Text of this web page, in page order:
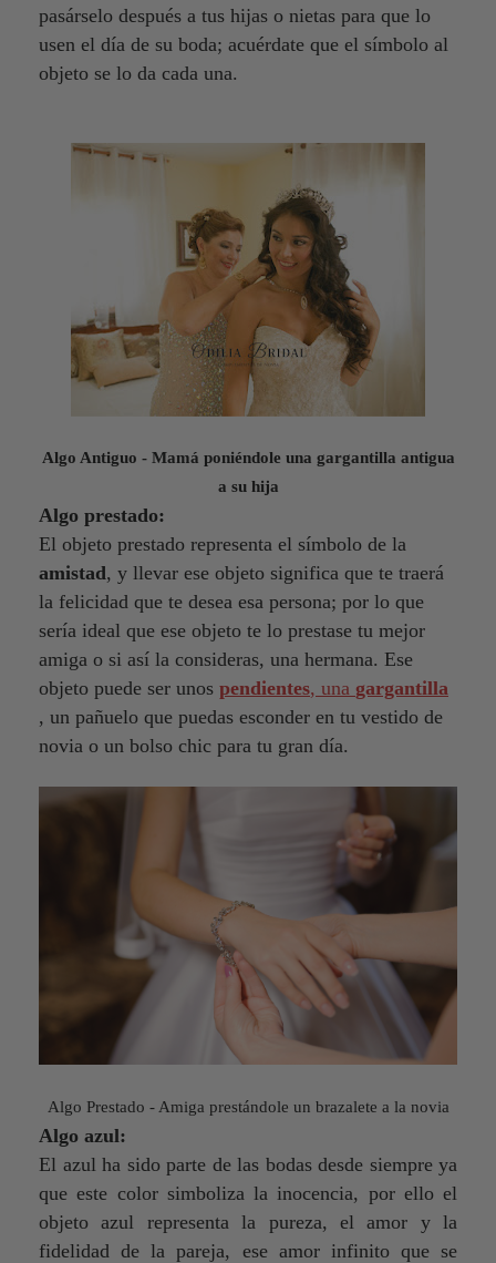
pasárselo después a tus hijas o nietas para que lo
usen el día de su boda; acuérdate que el símbolo al
objeto se lo da cada una.
Algo Antiguo - Mamá poniéndole una gargantilla antigua
a su hija
Algo prestado:
El objeto prestado representa el símbolo de la
amistad, y llevar ese objeto significa que te traerá
la felicidad que te desea esa persona; por lo que
sería ideal que ese objeto te lo prestase tu mejor
amiga o si así la consideras, una hermana. Ese
objeto puede ser unos pendientes, una gargantilla
, un pañuelo que puedas esconder en tu vestido de
novia o un bolso chic para tu gran día.
Algo Prestado - Amiga prestándole un brazalete a la novia
Algo azul:
El azul ha sido parte de las bodas desde siempre ya
que este color simboliza la inocencia, por ello el
objeto azul representa la pureza, el amor y la
fidelidad de la pareja, ese amor infinito que se